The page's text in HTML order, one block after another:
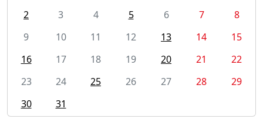
2
3 4 5 6 7
8
9
10 11 12 13 14
15
16
17 18 19 20 21
22
23
24 25 26 27 28
29
30
31